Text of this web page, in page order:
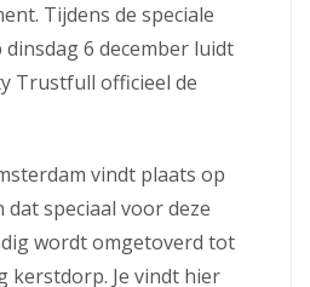
Tijdens de speciale
6 december luidt
Trustfull officieel de
vindt plaats op
speciaal voor deze
wordt omgetoverd tot
kerstdorp. Je vindt hier